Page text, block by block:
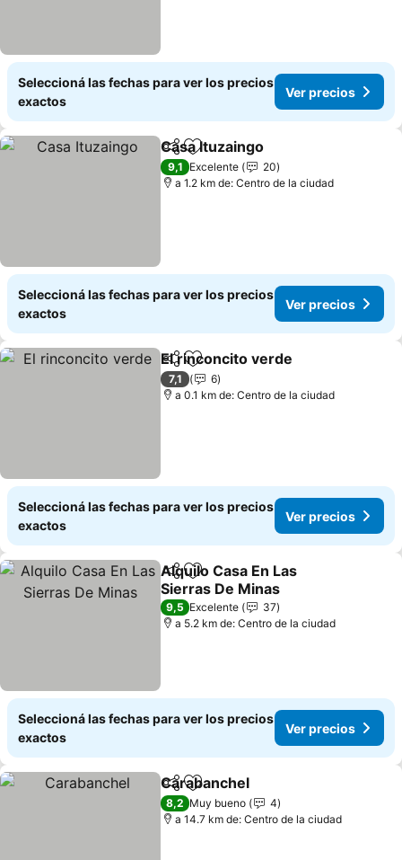
Seleccioná las fechas para ver los precios
exactos
Ver precios
CompartirAñadir a favoritos
Casa Ituzaingo
9,1 Excelente
20
a 1.2 km de: Centro de la ciudad
Seleccioná las fechas para ver los precios
exactos
Ver precios
CompartirAñadir a favoritos
El rinconcito verde
7,1
6
a 0.1 km de: Centro de la ciudad
Seleccioná las fechas para ver los precios
exactos
Ver precios
CompartirAñadir a favoritos
Alquilo Casa En Las
Sierras De Minas
9,5 Excelente
37
a 5.2 km de: Centro de la ciudad
Seleccioná las fechas para ver los precios
exactos
Ver precios
CompartirAñadir a favoritos
Carabanchel
8,2 Muy bueno
4
a 14.7 km de: Centro de la ciudad